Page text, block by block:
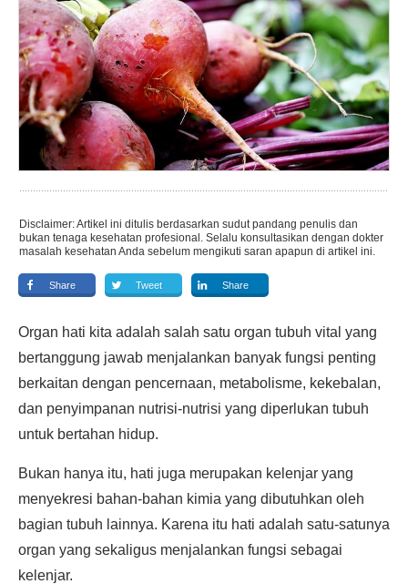
Disclaimer: Artikel ini ditulis berdasarkan sudut pandang penulis dan
bukan tenaga kesehatan profesional. Selalu konsultasikan dengan dokter
masalah kesehatan Anda sebelum mengikuti saran apapun di artikel ini.
Share Tweet Share
Organ hati kita adalah salah satu organ tubuh vital yang
bertanggung jawab menjalankan banyak fungsi penting
berkaitan dengan pencernaan, metabolisme, kekebalan,
dan penyimpanan nutrisi-nutrisi yang diperlukan tubuh
untuk bertahan hidup.
Bukan hanya itu, hati juga merupakan kelenjar yang
menyekresi bahan-bahan kimia yang dibutuhkan oleh
bagian tubuh lainnya. Karena itu hati adalah satu-satunya
organ yang sekaligus menjalankan fungsi sebagai
kelenjar.